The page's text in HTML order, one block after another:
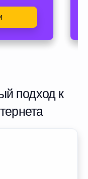
подход к